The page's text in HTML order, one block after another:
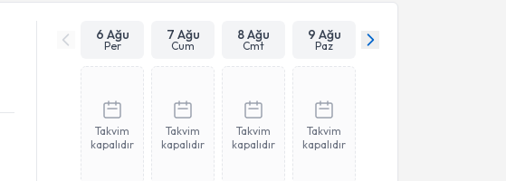
6 Ağu
Per
7 Ağu
Cum
8 Ağu
Cmt
9 Ağu
Paz
Takvim
kapalıdır
Takvim
kapalıdır
Takvim
kapalıdır
Takvim
kapalıdır